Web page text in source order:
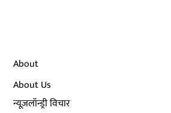
About
About Us
न्यूज़लॉन्ड्री विचार